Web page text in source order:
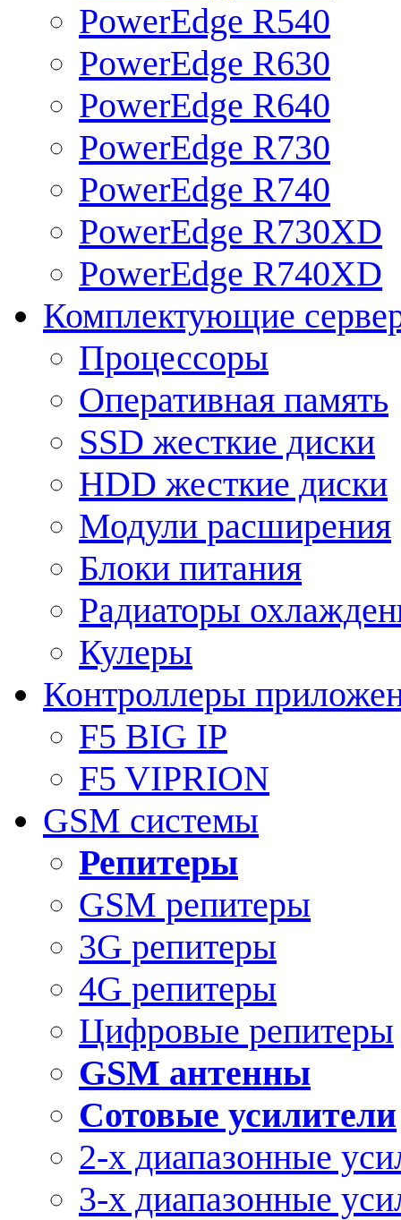
PowerEdge R540
PowerEdge R630
PowerEdge R640
PowerEdge R730
PowerEdge R740
PowerEdge R730XD
PowerEdge R740XD
Комплектующие
Процессоры
Оперативная память
SSD жесткие диски
HDD жесткие диски
Модули расширения
Блоки питания
Радиаторы
Кулеры
Контроллеры
F5 BIG IP
F5 VIPRION
GSM системы
Репитеры
GSM репитеры
3G репитеры
4G репитеры
Цифровые репитеры
GSM антенны
Сотовые усилители
2-х диапазонные
3-х диапазонные